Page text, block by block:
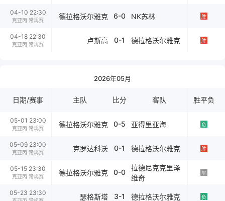
04-10 22:30
克亚丙 常规赛 德拉格沃尔雅克 6-0 NK苏林 胜
04-18 22:30
克亚丙 常规赛 卢斯高 0-1 德拉格沃尔雅克 胜
2026年05月
日期/赛事 主队 比分 客队 胜平负
05-01 23:00
克亚丙 常规赛 德拉格沃尔雅克 0-5 亚得里亚海 负
05-09 23:00
克亚丙 常规赛 克罗达科沃 0-1 德拉格沃尔雅克 胜
05-15 23:30
克亚丙 常规赛 德拉格沃尔雅克 0-0
拉德尼克克里泽
维奇
平
05-23 23:30 瑟格斯塔 3-1 德拉格沃尔雅克 负